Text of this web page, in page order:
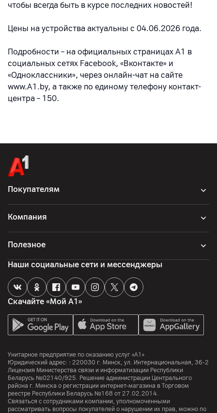
чтобы всегда быть в курсе последних новостей!
Цены на устройства актуальны с 04.06.2026 года.
Подробности – на официальных страницах A1 в
социальных сетях Facebook, «Вконтакте» и
«Одноклассники», через онлайн-чат на сайте
www.A1.by, а также по единому телефону контакт-
центра – 150.
Покупателям
Компания
Полезное
Скачайте «Мой А1»
Наши социальные сети и мессенджеры
Унитарное предприятие по оказанию услуг «А1»
Юридический адрес: : 220030 г. Минск, ул. Интернациональная, 36-2
Лицензия Министерства связи и информатизации Республики
Беларусь №02140/925. Решение администрации Центрального
района г. Минска о регистрации интернет-магазина в Торговом
реестре Республики Беларусь №168 от 27.02.2014.
Связаться с сотрудниками компании, уполномоченными
рассматривать вопросы покупателей о нарушении их прав, можно по